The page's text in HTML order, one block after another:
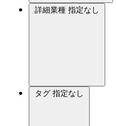
詳細業種 指定なし
タグ 指定なし